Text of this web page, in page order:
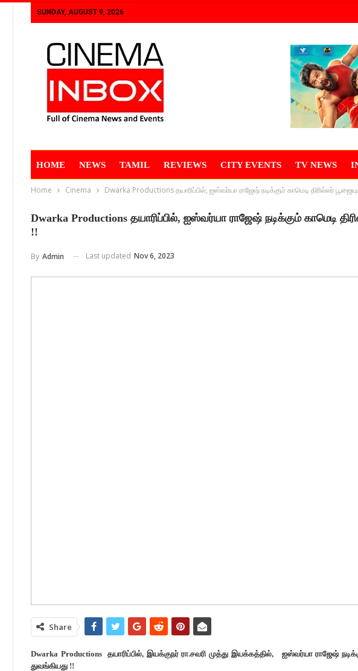
SUNDAY, AUGUST 9, 2026
HOME NEWS TAMIL REVIEWS CITY EVENTS TV NEWS
Home Cinema Dwarka Productions தயாரிப்பில், ஐஸ்வர்யா ராஜேஷ் நடிக்கும் காமெடி திரில்லர்
Dwarka Productions தயாரிப்பில், ஐஸ்வர்யா ராஜேஷ் நடிக்கும் காமெடி
!!
By Admin Last updated Nov 6, 2023
Share
Dwarka Productions தயாரிப்பில், இயக்குநர் ரா.சவரி முத்து இயக்கத்தில், ஐஸ்வர்யா ராஜேஷ்
துவங்கியது !!